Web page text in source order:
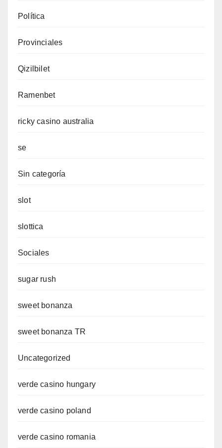
Política
Provinciales
Qizilbilet
Ramenbet
ricky casino australia
se
Sin categoría
slot
slottica
Sociales
sugar rush
sweet bonanza
sweet bonanza TR
Uncategorized
verde casino hungary
verde casino poland
verde casino romania